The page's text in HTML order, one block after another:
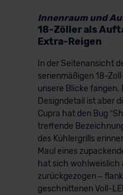
Innenraum und
18-Zöller als
Extra-Reigen
In der Seitenansicht
serienmäßigen 18-
unsere Blicke fangen.
Designdetail ist aber
Cupra hat den Bug
treffende
des Kühlergrills
Maul eines
hat sich wohlweislich
zurückgezogen –
geschnittenen Voll-